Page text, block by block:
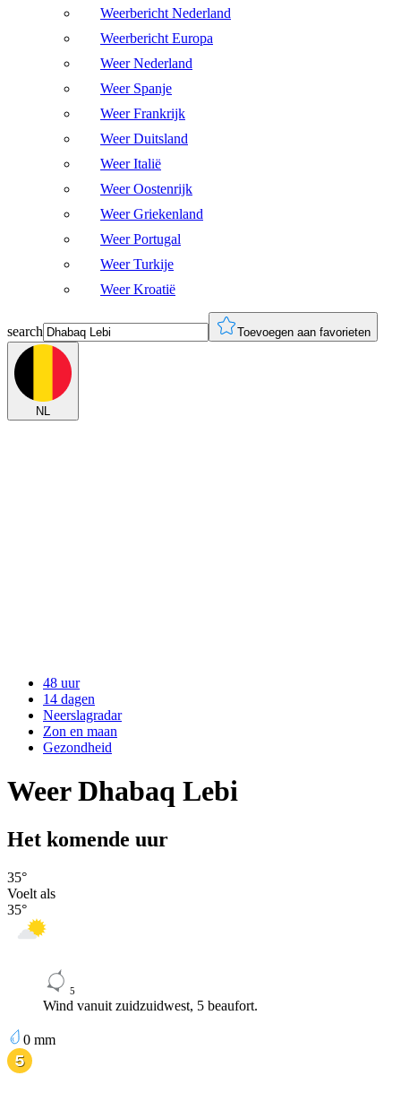
Weerbericht Nederland
Weerbericht Europa
Weer Nederland
Weer Spanje
Weer Frankrijk
Weer Duitsland
Weer Italië
Weer Oostenrijk
Weer Griekenland
Weer Portugal
Weer Turkije
Weer Kroatië
search Toevoegen aan favorieten
NL
48 uur
14 dagen
Neerslagradar
Zon en maan
Gezondheid
Weer Dhabaq Lebi
Het komende uur
35°
Voelt als
35°
5
Wind vanuit zuidzuidwest, 5 beaufort.
0 mm